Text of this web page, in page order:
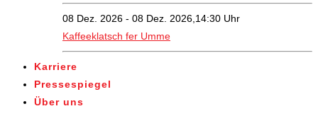
08 Dez. 2026 - 08 Dez. 2026,14:30 Uhr
Kaffeeklatsch fer Umme
Karriere
Pressespiegel
Über uns